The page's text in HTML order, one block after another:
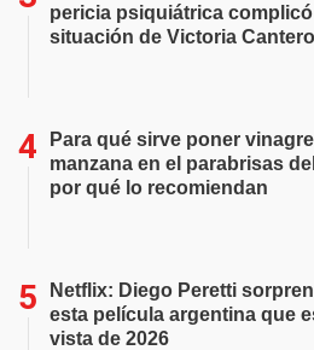
pericia psiquiátrica
situación de Victoria Cantero
Para qué sirve poner
manzana en el parabrisas
por qué lo recomiendan
Netflix: Diego Peretti
esta película argentina que
vista de 2026